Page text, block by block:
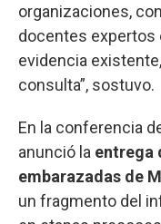
organizaciones,
docentes expertos
evidencia
consulta”, sostuvo.
En la conferencia
anunció la entrega
embarazadas de
un fragmento del